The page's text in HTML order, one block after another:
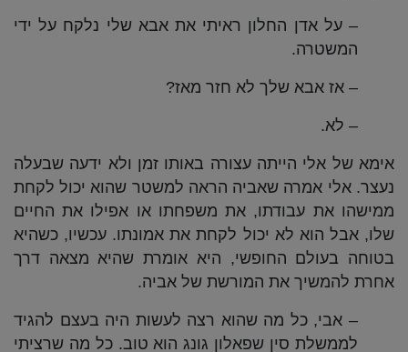
– על אדן החלון ראיתי את אבא שלי נלקח על ידי
המשטרה.
– אז אבא שלך לא חזר מאז?
– לא.
אימא של אלי הייתה עצורה באותו זמן ולא ידעה שבעלה
נעצר. אלי אמרה שאביה הראה למשטר שהוא יכול לקחת
ממישהו את עבודתו, את משפחתו או אפילו את החיים
שלו, אבל הוא לא יכול לקחת את אמונתו. עכשיו, כשהיא
בטוחה בעולם החופשי, היא אומרת שהיא מצאה דרך
אחרת להמשיך את המורשת של אביה.
– אבי, כל מה שהוא רצה לעשות היה בעצם להגיד
לממשלת סין שפאלון גונג הוא טוב. כל מה שרציתי